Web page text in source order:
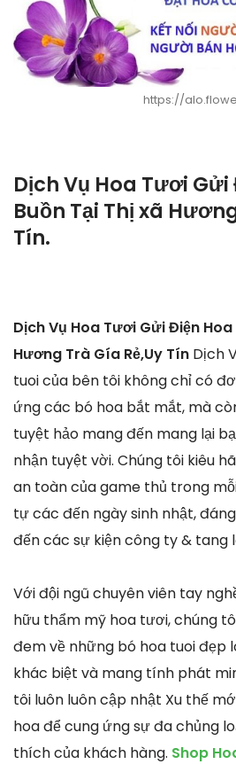
https://
Dịch Vụ Hoa Tươi
Buồn Tại Thị xã
Tín.
Dịch Vụ Hoa Tươi Gửi Điện
Hương Trà Gía Rẻ,Uy Tín Dịch
tuoi của bên tôi không chỉ có
ứng các bó hoa bắt mắt, mà
tuyệt hảo mang đến mang lại
nhận tuyệt vời. Chúng tôi kiêu
an toàn của game thủ trong
tự các đến ngày sinh nhật,
đến các sự kiện công ty & tang
Với đội ngũ chuyên viên tay
hữu thẩm mỹ hoa tươi, chúng
đem về những bó hoa tuoi đẹp
khác biệt và mang tính phát
tôi luôn luôn cập nhật Xu thế
hoa để cung ứng sự đa chủng
thích của khách hàng. Shop